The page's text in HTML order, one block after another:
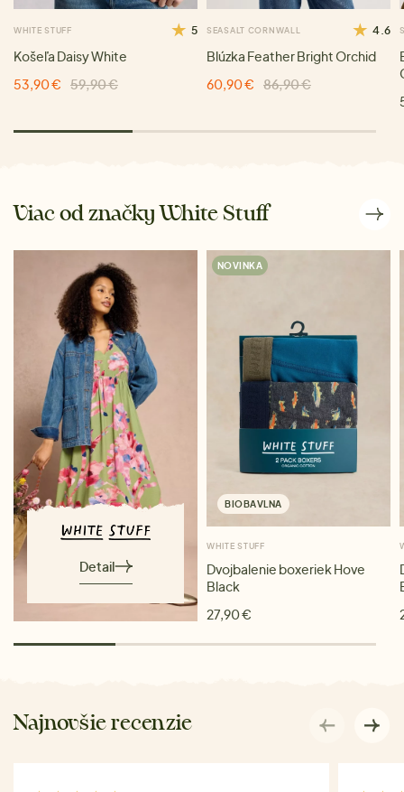
WHITE STUFF 5
Košeľa Daisy White
53,90 €
59,90 €
SEASALT CORNWALL 4.6
Blúzka Feather Bright Orchid
60,90 €
86,90 €
Viac od značky White Stuff
Detail
NOVINKA
BIOBAVLNA
WHITE STUFF
Dvojbalenie boxeriek Hove
Black
27,90 €
Najnovšie recenzie